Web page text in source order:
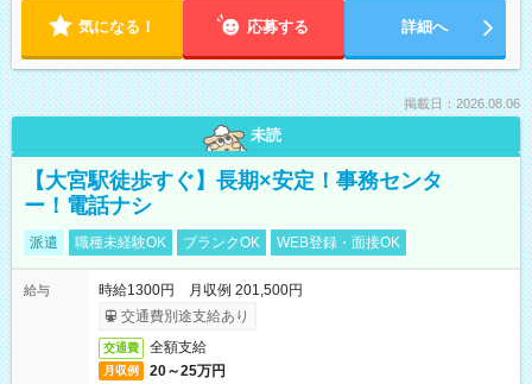
気になる！ 応募する 詳細へ
掲載日：2026.08.06
未読
【大宮駅徒歩すぐ】長期×安定！事務センタ
ー！電話ナシ
派遣 職種未経験OK ブランクOK WEB登録・面接OK
給与
時給1300円 月収例 201,500円
交通費別途支給あり
交通費 全額支給
月収例 20～25万円